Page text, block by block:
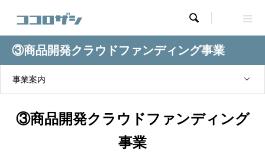

③商品開発クラウドファンディング事業
事業案内
③商品開発クラウドファンディング
事業